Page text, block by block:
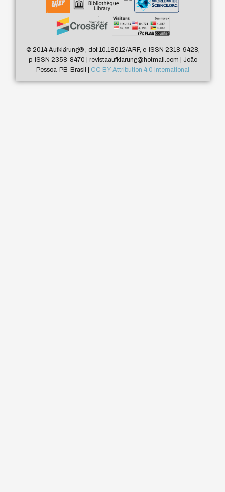
© 2014 Aufklärung®, doi:10.18012/ARF, e-ISSN 2318-9428,
p-ISSN 2358-8470 | revistaaufklarung@hotmail.com | João
Pessoa-PB-Brasil | CC BY Attribution 4.0 International